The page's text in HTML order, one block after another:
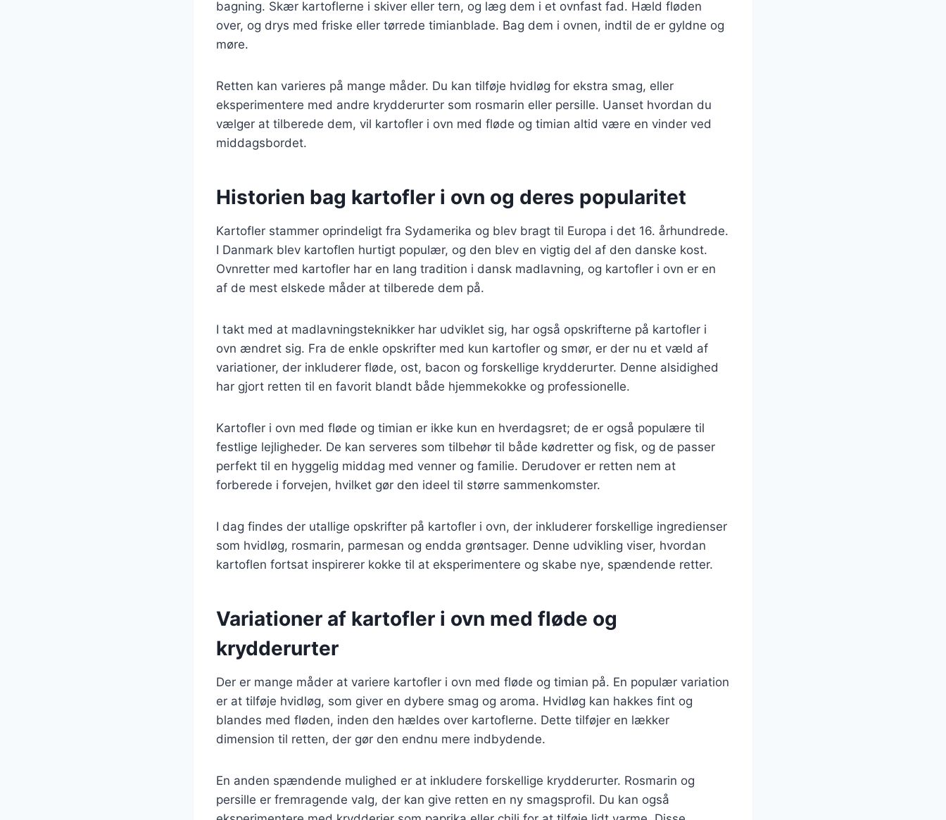
bagning. Skær kartoflerne i skiver eller tern, og læg dem i et ovnfast fad. Hæld fløden
over, og drys med friske eller tørrede timianblade. Bag dem i ovnen, indtil de er gyldne og
møre.
Retten kan varieres på mange måder. Du kan tilføje hvidløg for ekstra smag, eller
eksperimentere med andre krydderurter som rosmarin eller persille. Uanset hvordan du
vælger at tilberede dem, vil kartofler i ovn med fløde og timian altid være en vinder ved
middagsbordet.
Historien bag kartofler i ovn og deres popularitet
Kartofler stammer oprindeligt fra Sydamerika og blev bragt til Europa i det 16. århundrede.
I Danmark blev kartoflen hurtigt populær, og den blev en vigtig del af den danske kost.
Ovnretter med kartofler har en lang tradition i dansk madlavning, og kartofler i ovn er en
af de mest elskede måder at tilberede dem på.
I takt med at madlavningsteknikker har udviklet sig, har også opskrifterne på kartofler i
ovn ændret sig. Fra de enkle opskrifter med kun kartofler og smør, er der nu et væld af
variationer, der inkluderer fløde, ost, bacon og forskellige krydderurter. Denne alsidighed
har gjort retten til en favorit blandt både hjemmekokke og professionelle.
Kartofler i ovn med fløde og timian er ikke kun en hverdagsret; de er også populære til
festlige lejligheder. De kan serveres som tilbehør til både kødretter og fisk, og de passer
perfekt til en hyggelig middag med venner og familie. Derudover er retten nem at
forberede i forvejen, hvilket gør den ideel til større sammenkomster.
I dag findes der utallige opskrifter på kartofler i ovn, der inkluderer forskellige ingredienser
som hvidløg, rosmarin, parmesan og endda grøntsager. Denne udvikling viser, hvordan
kartoflen fortsat inspirerer kokke til at eksperimentere og skabe nye, spændende retter.
Variationer af kartofler i ovn med fløde og
krydderurter
Der er mange måder at variere kartofler i ovn med fløde og timian på. En populær variation
er at tilføje hvidløg, som giver en dybere smag og aroma. Hvidløg kan hakkes fint og
blandes med fløden, inden den hældes over kartoflerne. Dette tilføjer en lækker
dimension til retten, der gør den endnu mere indbydende.
En anden spændende mulighed er at inkludere forskellige krydderurter. Rosmarin og
persille er fremragende valg, der kan give retten en ny smagsprofil. Du kan også